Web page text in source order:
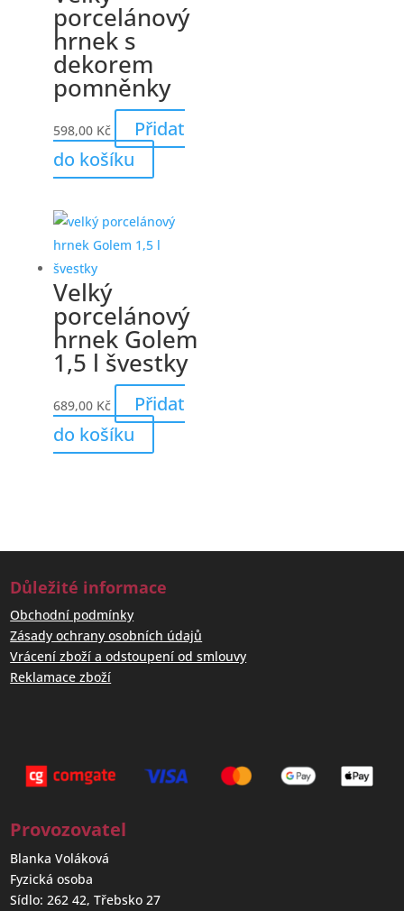
porcelánový
hrnek s
dekorem
pomněnky
598,00 Kč
Přidat
do košíku
Velký
porcelánový
hrnek Golem
1,5 l švestky
689,00 Kč
Přidat
do košíku
Důležité informace
Obchodní podmínky
Zásady ochrany osobních údajů
Vrácení zboží a odstoupení od smlouvy
Reklamace zboží
Provozovatel
Blanka Voláková
Fyzická osoba
Sídlo: 262 42, Třebsko 27